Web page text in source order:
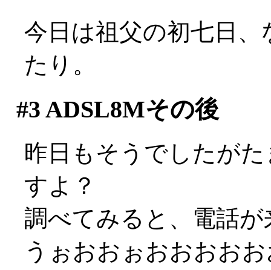
今日は祖父の初七日
たり。
#3 ADSL8Mその後
昨日もそうでしたが
すよ？
調べてみると、電話
うぉおおぉおおおお